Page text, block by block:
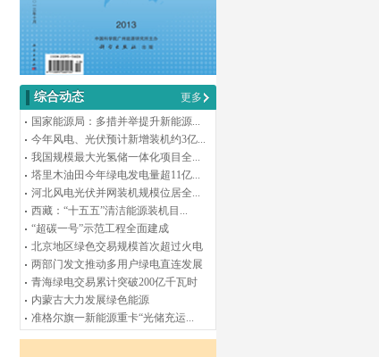
综合动态
更多
国家能源局：多措并举提升新能源...
今年风电、光伏预计新增装机约3亿...
我国规模最大光氢储一体化项目全...
塔里木油田今年绿电发电量超11亿...
河北风电光伏并网装机规模位居全...
西藏：“十五五”清洁能源装机目...
“超碳一号”示范工程全面建成
北京地区绿色交易规模首次超过火电
两部门发文推动多用户绿电直连发展
青海绿电交易累计突破200亿千瓦时
内蒙古大力发展绿色能源
准格尔旗一新能源重卡“光储充运...